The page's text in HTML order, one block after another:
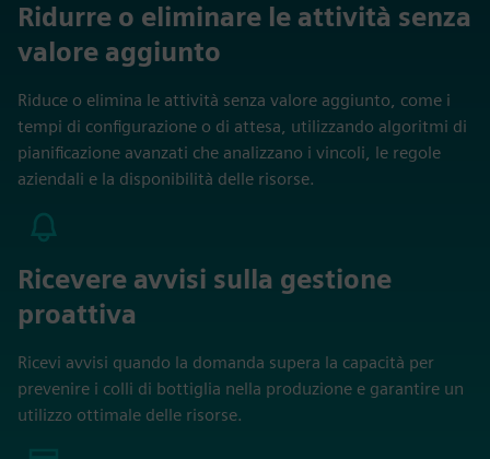
Ridurre o eliminare le attività senza
valore aggiunto
Riduce o elimina le attività senza valore aggiunto, come i
tempi di configurazione o di attesa, utilizzando algoritmi di
pianificazione avanzati che analizzano i vincoli, le regole
aziendali e la disponibilità delle risorse.
Ricevere avvisi sulla gestione
proattiva
Ricevi avvisi quando la domanda supera la capacità per
prevenire i colli di bottiglia nella produzione e garantire un
utilizzo ottimale delle risorse.